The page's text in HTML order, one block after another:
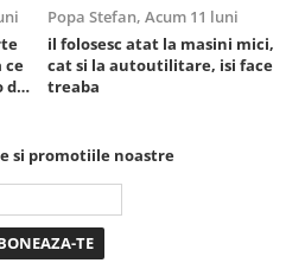
ce
dai
o
Popa Stefan, Acum 11 luni
il folosesc atat la masini mici,
cat si la autoutilitare, isi face
treaba
si promotiile noastre